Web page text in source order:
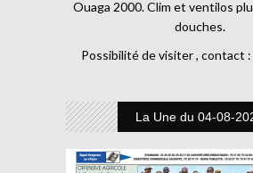
Ouaga 2000. Clim et ventilos
douches.
Possibilité de visiter , contact :
La Une du 04-08-